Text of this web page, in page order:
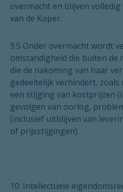
overmacht en blijven
van de Koper.
9.5 Onder overmacht wordt
omstandigheid die buiten de
die de nakoming van haar
gedeeltelijk verhindert,
een stijging van kostprijzen
gevolgen van oorlog,
(inclusief uitblijven van
of prijsstijgingen).
10. Intellectuele